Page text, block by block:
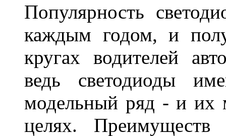
Популярность
каждым годом, и
кругах водителей
ведь светодиоды
модельный ряд - и их
целях.